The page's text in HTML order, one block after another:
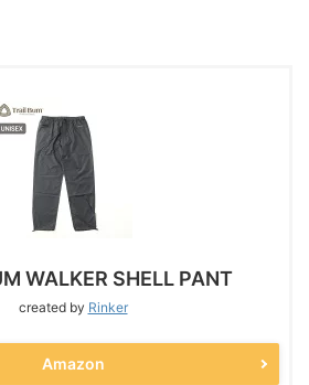
WALKER SHELL PANT
created by Rinker
Amazon